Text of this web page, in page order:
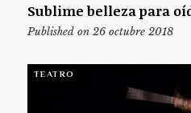
Sublime belleza para
Published on 26 octubre 2018
TEATRO